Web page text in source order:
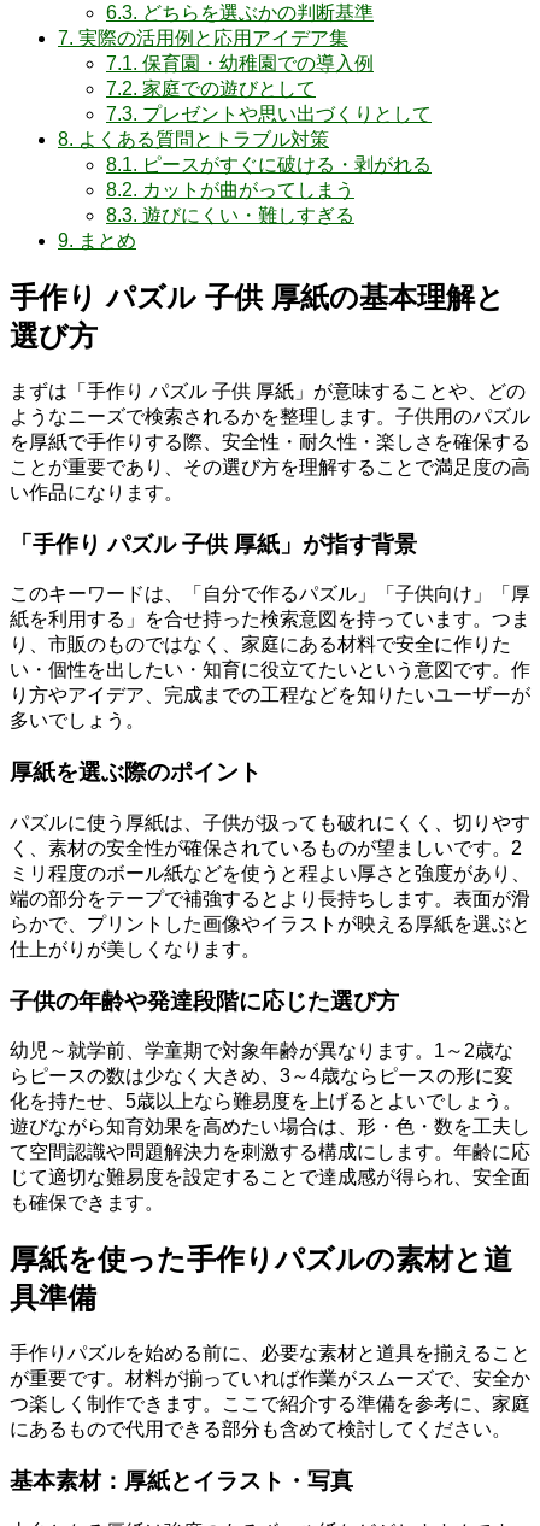
6.3. どちらを選ぶかの判断基準
7. 実際の活用例と応用アイデア集
7.1. 保育園・幼稚園での導入例
7.2. 家庭での遊びとして
7.3. プレゼントや思い出づくりとして
8. よくある質問とトラブル対策
8.1. ピースがすぐに破ける・剥がれる
8.2. カットが曲がってしまう
8.3. 遊びにくい・難しすぎる
9. まとめ
手作り パズル 子供 厚紙の基本理解と
選び方
まずは「手作り パズル 子供 厚紙」が意味することや、どの
ようなニーズで検索されるかを整理します。子供用のパズル
を厚紙で手作りする際、安全性・耐久性・楽しさを確保する
ことが重要であり、その選び方を理解することで満足度の高
い作品になります。
「手作り パズル 子供 厚紙」が指す背景
このキーワードは、「自分で作るパズル」「子供向け」「厚
紙を利用する」を合せ持った検索意図を持っています。つま
り、市販のものではなく、家庭にある材料で安全に作りた
い・個性を出したい・知育に役立てたいという意図です。作
り方やアイデア、完成までの工程などを知りたいユーザーが
多いでしょう。
厚紙を選ぶ際のポイント
パズルに使う厚紙は、子供が扱っても破れにくく、切りやす
く、素材の安全性が確保されているものが望ましいです。2
ミリ程度のボール紙などを使うと程よい厚さと強度があり、
端の部分をテープで補強するとより長持ちします。表面が滑
らかで、プリントした画像やイラストが映える厚紙を選ぶと
仕上がりが美しくなります。
子供の年齢や発達段階に応じた選び方
幼児～就学前、学童期で対象年齢が異なります。1～2歳な
らピースの数は少なく大きめ、3～4歳ならピースの形に変
化を持たせ、5歳以上なら難易度を上げるとよいでしょう。
遊びながら知育効果を高めたい場合は、形・色・数を工夫し
て空間認識や問題解決力を刺激する構成にします。年齢に応
じて適切な難易度を設定することで達成感が得られ、安全面
も確保できます。
厚紙を使った手作りパズルの素材と道
具準備
手作りパズルを始める前に、必要な素材と道具を揃えること
が重要です。材料が揃っていれば作業がスムーズで、安全か
つ楽しく制作できます。ここで紹介する準備を参考に、家庭
にあるもので代用できる部分も含めて検討してください。
基本素材：厚紙とイラスト・写真